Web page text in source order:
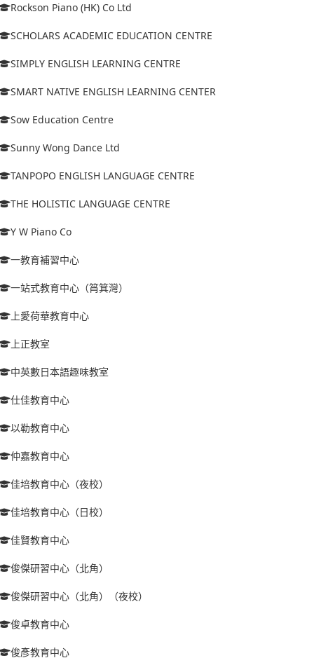
Rockson Piano (HK) Co Ltd
SCHOLARS ACADEMIC EDUCATION CENTRE
SIMPLY ENGLISH LEARNING CENTRE
SMART NATIVE ENGLISH LEARNING CENTER
Sow Education Centre
Sunny Wong Dance Ltd
TANPOPO ENGLISH LANGUAGE CENTRE
THE HOLISTIC LANGUAGE CENTRE
Y W Piano Co
一教育補習中心
一站式教育中心（筲箕灣）
上愛荷華教育中心
上正教室
中英數日本語趣味教室
仕佳教育中心
以勒教育中心
仲嘉教育中心
佳培教育中心（夜校）
佳培教育中心（日校）
佳賢教育中心
俊傑研習中心（北角）
俊傑研習中心（北角）（夜校）
俊卓教育中心
俊彥教育中心